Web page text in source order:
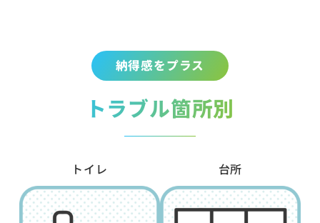
納得感をプラス
トラブル箇所別
トイレ 台所